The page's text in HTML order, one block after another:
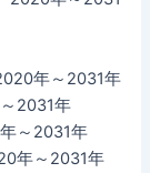
年～2031年
2031年
～2031年
年～2031年